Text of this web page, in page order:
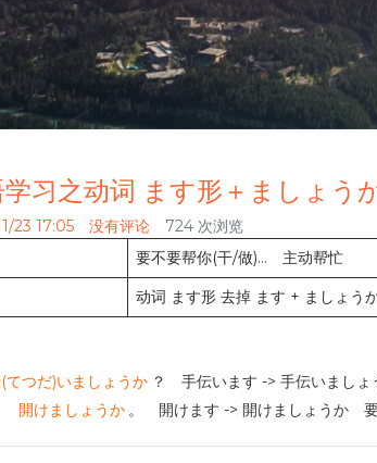
学习之动词 ます形＋ましょう
23 17:05 没有评论
724 次浏览
要不要帮你(干/做)… 主动帮忙
动词 ます形 去掉 ます + ましょう
てつだ)いましょうか ？ 手伝います -> 手伝いまし
開けましょうか 。 開けます -> 開けましょうか 要